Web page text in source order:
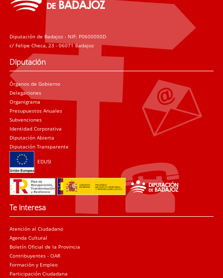
Diputación de Badajoz - NIF: P0600000D
c/ Felipe Checa, 23 - 06071 Badajoz
Diputación
Órganos de Gobierno
Delegaciones
Organigrama
Presupuestos Anuales
Subvenciones
Identidad Corporativa
Diputación Abierta
Diputación Transparente
EDUSI
Te interesa
Atención al Ciudadano
Agenda Cultural
Boletín Oficial de la Provincia
Contribuyentes - OAR
Formación y Empleo
Participación Ciudadana